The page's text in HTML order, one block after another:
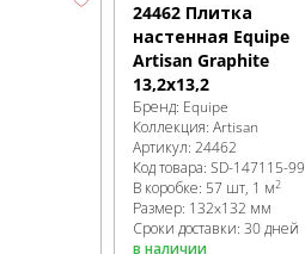
24462 Плитка
настенная Equipe
Artisan Graphite
13,2x13,2
Бренд: Equipe
Коллекция: Artisan
Артикул: 24462
Код товара: SD-147115-99
В коробке: 57 шт, 1 м2
Размер: 132x132 мм
Сроки доставки: 30 дней
в наличии